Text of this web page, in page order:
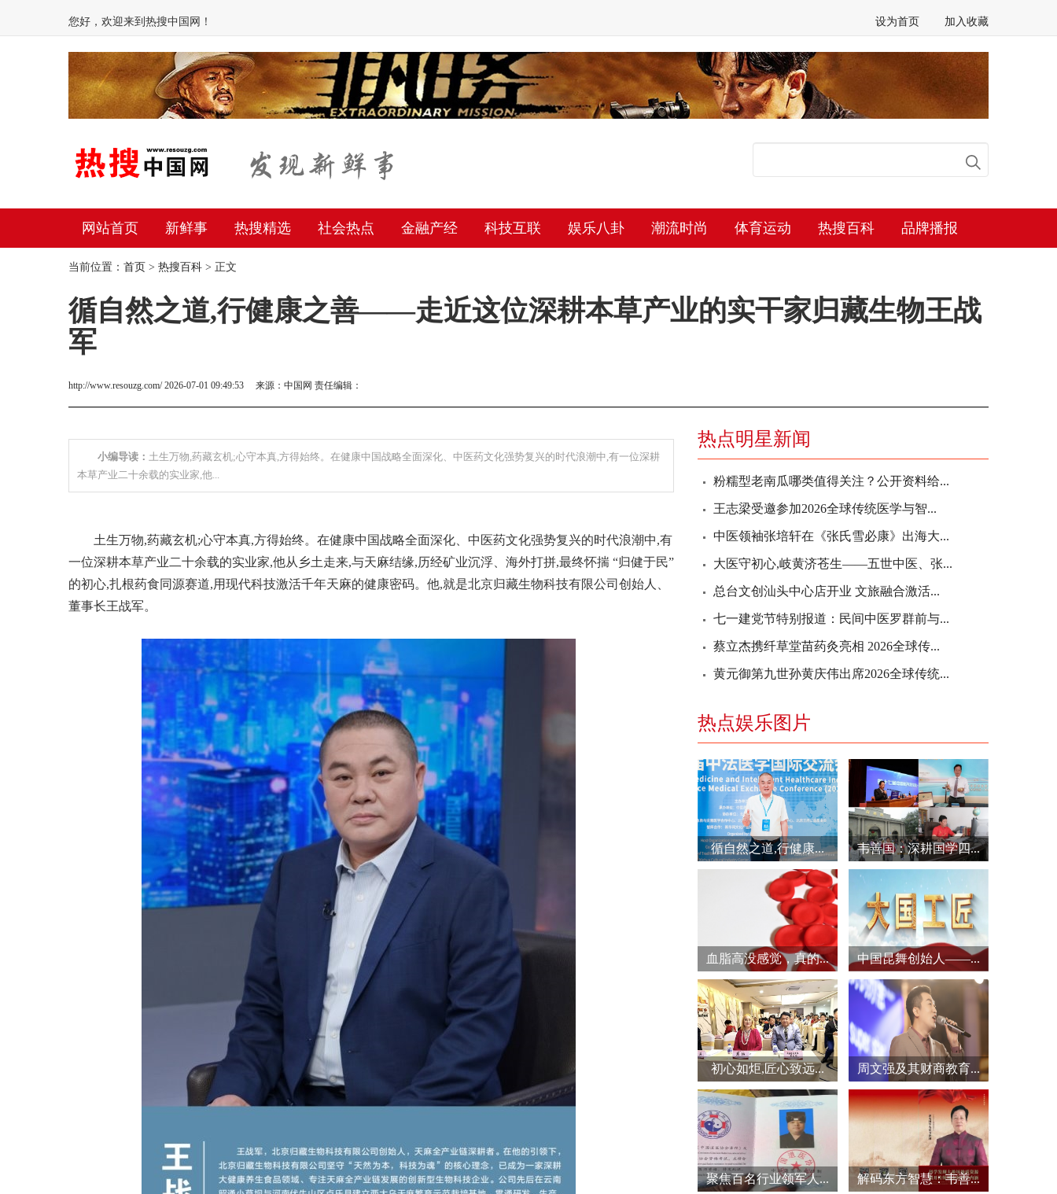
您好，欢迎来到热搜中国网！ 设为首页 加入收藏
网站首页 新鲜事 热搜精选 社会热点 金融产经 科技互联 娱乐八卦 潮流时尚 体育运动 热搜百科 品牌播报
当前位置： 首页 > 热搜百科 > 正文
循自然之道,行健康之善——走近这位深耕本草产业的实干家归藏生物王战
军
http://www.resouzg.com/ 2026-07-01 09:49:53 来源：中国网 责任编辑：
小编导读： 土生万物,药藏玄机;心守本真,方得始终。在健康中国战略全面深化、中医药文化强势复兴的时代浪潮中,有一位深耕
本草产业二十余载的实业家,他...
土生万物,药藏玄机;心守本真,方得始终。在健康中国战略全面深化、中医药文化强势复兴的时代浪潮中,有
一位深耕本草产业二十余载的实业家,他从乡土走来,与天麻结缘,历经矿业沉浮、海外打拼,最终怀揣 “归健于民”
的初心,扎根药食同源赛道,用现代科技激活千年天麻的健康密码。他,就是北京归藏生物科技有限公司创始人、
董事长王战军。
热点明星新闻
粉糯型老南瓜哪类值得关注？公开资料给...
​王志梁受邀参加2026全球传统医学与智...
中医领袖张培轩在《张氏雪必康》出海大...
大医守初心,岐黄济苍生——五世中医、张...
总台文创汕头中心店开业 文旅融合激活...
七一建党节特别报道：民间中医罗群前与...
蔡立杰携纤草堂苗药灸亮相 2026全球传...
黄元御第九世孙黄庆伟出席2026全球传统...
热点娱乐图片
循自然之道,行健康... 韦善国：深耕国学四...
血脂高没感觉，真的... 中国昆舞创始人——...
初心如炬,匠心致远... 周文强及其财商教育...
聚焦百名行业领军人... 解码东方智慧：韦善...